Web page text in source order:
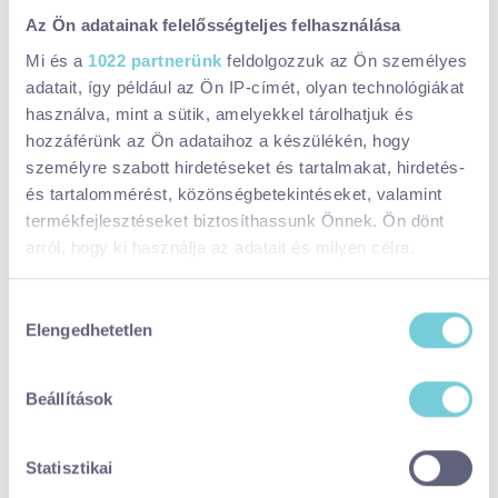
Az Ön adatainak felelősségteljes felhasználása
Mi és a 1022 partnerünk feldolgozzuk az Ön személyes
adatait, így például az Ön IP-címét, olyan technológiákat
használva, mint a sütik, amelyekkel tárolhatjuk és
hozzáférünk az Ön adataihoz a készülékén, hogy
személyre szabott hirdetéseket és tartalmakat, hirdetés-
és tartalommérést, közönségbetekintéseket, valamint
termékfejlesztéseket biztosíthassunk Önnek. Ön dönt
arról, hogy ki használja az adatait és milyen célra.
Információgyűjtés az Ön földrajzi
Az Ön készülékén beazonosítása annak konkrét
tulajdonságainak (ujjlenyomat) aktív ellenőrzésével
módjairól és adja meg preferenciáit a
kiválasztása
Elengedhetetlen
Beállítások
Statisztikai
A gazdaság a Dózsa György útról, a Flekken Csárda mellett
lekanyarodva érhető el. Innen egy murvás út vezet a bejáratig,
ne aggódjatok, az út végig ki van táblázva.